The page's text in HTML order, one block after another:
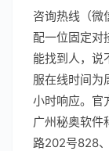
咨询热线（微
配一位固定对
能找到人，说
服在线时间
小时响应。
广州秘奥软件
路202号828